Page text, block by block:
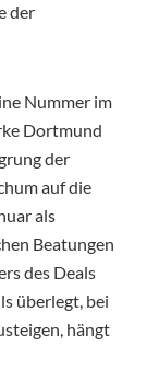
der
Nummer im
Dortmund
der
auf die
als
Beatungen
des Deals
überlegt, bei
hängt